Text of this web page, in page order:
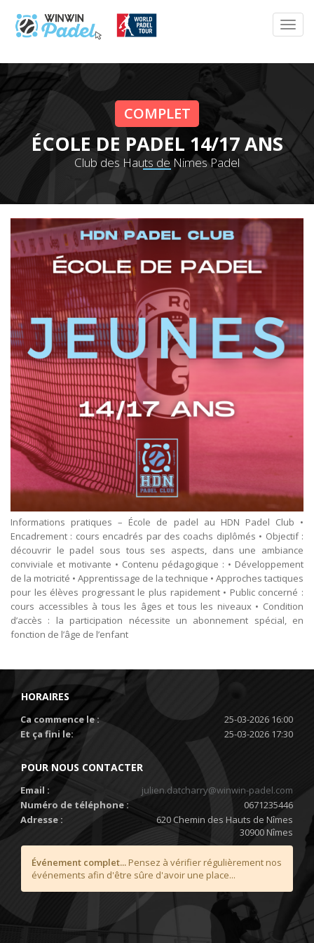
COMPLET
ÉCOLE DE PADEL 14/17 ANS
Club des Hauts de Nimes Padel
Informations pratiques – École de padel au HDN Padel Club •
Encadrement : cours encadrés par des coachs diplômés • Objectif :
découvrir le padel sous tous ses aspects, dans une ambiance
conviviale et motivante • Contenu pédagogique : • Développement
de la motricité • Apprentissage de la technique • Approches tactiques
pour les élèves progressant le plus rapidement • Public concerné :
cours accessibles à tous les âges et tous les niveaux • Condition
d’accès : la participation nécessite un abonnement spécial, en
fonction de l’âge de l’enfant
HORAIRES
Ca commence le :
25-03-2026 16:00
Et ça fini le:
25-03-2026 17:30
POUR NOUS CONTACTER
Email :
julien.datcharry@winwin-padel.com
Numéro de téléphone :
0671235446
Adresse :
620 Chemin des Hauts de Nîmes
30900 Nîmes
Événement complet... Pensez à vérifier régulièrement nos
événements afin d'être sûre d'avoir une place...